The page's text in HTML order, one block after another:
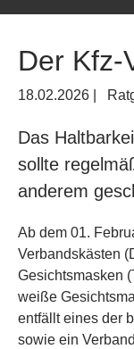
Der Kfz-
18.02.2026
Das
sollte
anderem
Ab dem 01.
Verbandskästen
Gesichtsmasken
weiße
entfällt eines der
sowie ein